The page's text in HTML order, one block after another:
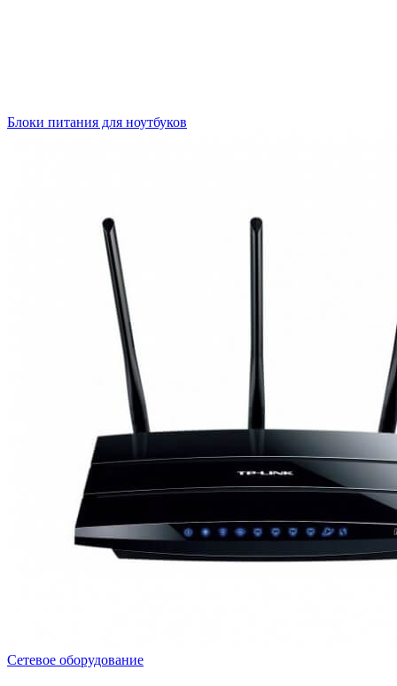
Блоки питания для ноутбуков
Сетевое оборудование